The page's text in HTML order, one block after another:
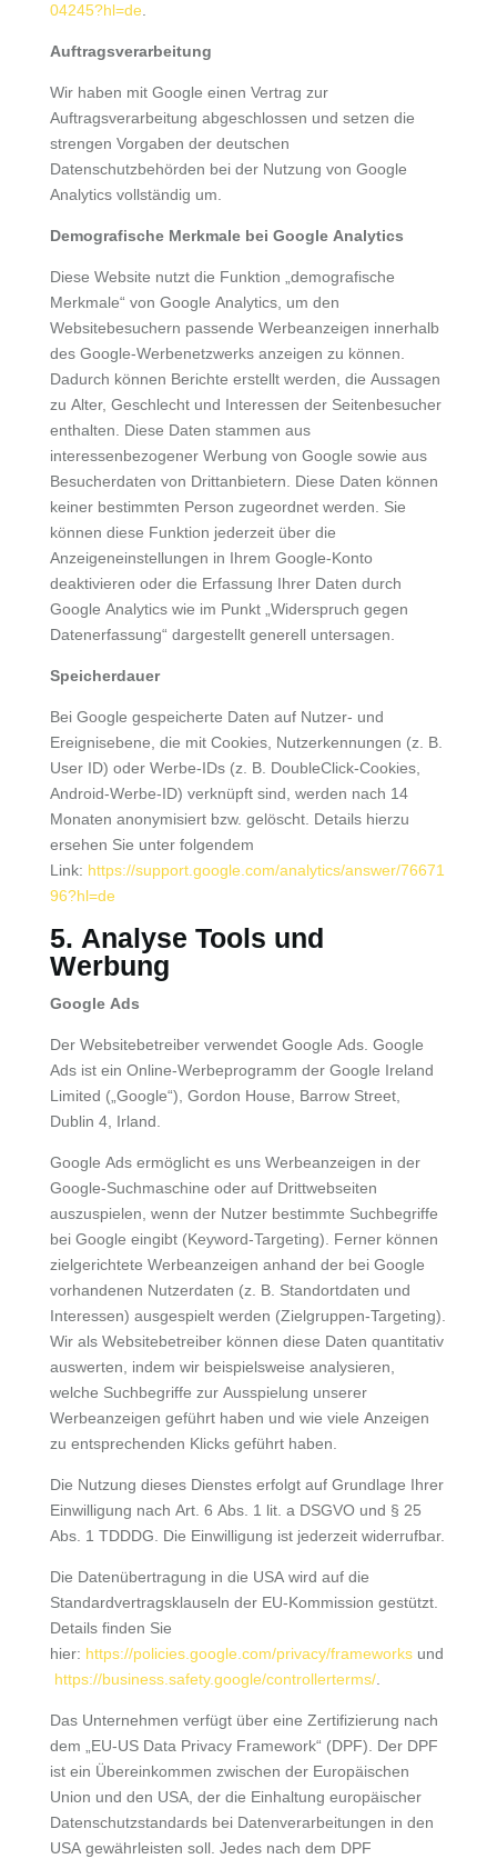
04245?hl=de
Auftragsverarbeitung
Wir haben mit Google einen Vertrag zur
Auftragsverarbeitung abgeschlossen und setzen die
strengen Vorgaben der deutschen
Datenschutzbehörden bei der Nutzung von Google
Analytics vollständig um.
Demografische Merkmale bei Google Analytics
Diese Website nutzt die Funktion „demografische
Merkmale“ von Google Analytics, um den
Websitebesuchern passende Werbeanzeigen innerhalb
des Google-Werbenetzwerks anzeigen zu können.
Dadurch können Berichte erstellt werden, die Aussagen
zu Alter, Geschlecht und Interessen der Seitenbesucher
enthalten. Diese Daten stammen aus
interessenbezogener Werbung von Google sowie aus
Besucherdaten von Drittanbietern. Diese Daten können
keiner bestimmten Person zugeordnet werden. Sie
können diese Funktion jederzeit über die
Anzeigeneinstellungen in Ihrem Google-Konto
deaktivieren oder die Erfassung Ihrer Daten durch
Google Analytics wie im Punkt „Widerspruch gegen
Datenerfassung“ dargestellt generell untersagen.
Speicherdauer
Bei Google gespeicherte Daten auf Nutzer- und
Ereignisebene, die mit Cookies, Nutzerkennungen (z. B.
User ID) oder Werbe-IDs (z. B. DoubleClick-Cookies,
Android-Werbe-ID) verknüpft sind, werden nach 14
Monaten anonymisiert bzw. gelöscht. Details hierzu
ersehen Sie unter folgendem
Link: https://support.google.com/analytics/answer/76671
96?hl=de
5. Analyse Tools und
Werbung
Google Ads
Der Websitebetreiber verwendet Google Ads. Google
Ads ist ein Online-Werbeprogramm der Google Ireland
Limited („Google“), Gordon House, Barrow Street,
Dublin 4, Irland.
Google Ads ermöglicht es uns Werbeanzeigen in der
Google-Suchmaschine oder auf Drittwebseiten
auszuspielen, wenn der Nutzer bestimmte Suchbegriffe
bei Google eingibt (Keyword-Targeting). Ferner können
zielgerichtete Werbeanzeigen anhand der bei Google
vorhandenen Nutzerdaten (z. B. Standortdaten und
Interessen) ausgespielt werden (Zielgruppen-Targeting).
Wir als Websitebetreiber können diese Daten quantitativ
auswerten, indem wir beispielsweise analysieren,
welche Suchbegriffe zur Ausspielung unserer
Werbeanzeigen geführt haben und wie viele Anzeigen
zu entsprechenden Klicks geführt haben.
Die Nutzung dieses Dienstes erfolgt auf Grundlage Ihrer
Einwilligung nach Art. 6 Abs. 1 lit. a DSGVO und § 25
Abs. 1 TDDDG. Die Einwilligung ist jederzeit widerrufbar.
Die Datenübertragung in die USA wird auf die
Standardvertragsklauseln der EU-Kommission gestützt.
Details finden Sie
hier: https://policies.google.com/privacy/frameworksund
https://business.safety.google/controllerterms/.
Das Unternehmen verfügt über eine Zertifizierung nach
dem „EU-US Data Privacy Framework“ (DPF). Der DPF
ist ein Übereinkommen zwischen der Europäischen
Union und den USA, der die Einhaltung europäischer
Datenschutzstandards bei Datenverarbeitungen in den
USA gewährleisten soll. Jedes nach dem DPF